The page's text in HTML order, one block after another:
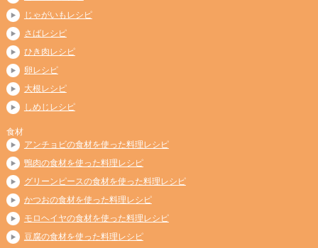
じゃがいもレシピ
さばレシピ
ひき肉レシピ
卵レシピ
大根レシピ
しめじレシピ
食材
アンチョビの食材を使った料理レシピ
鴨肉の食材を使った料理レシピ
グリーンピースの食材を使った料理レシピ
かつおの食材を使った料理レシピ
モロヘイヤの食材を使った料理レシピ
豆腐の食材を使った料理レシピ